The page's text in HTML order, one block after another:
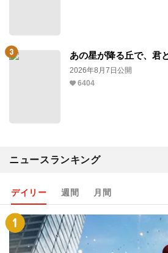
あの星が降る丘で、君
2026年8月7日公開
6404
ニュースランキング
デイリー 週間 月間